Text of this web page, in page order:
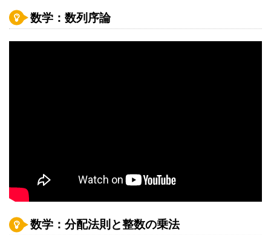
数学：数列序論
数学：分配法則と整数の乗法